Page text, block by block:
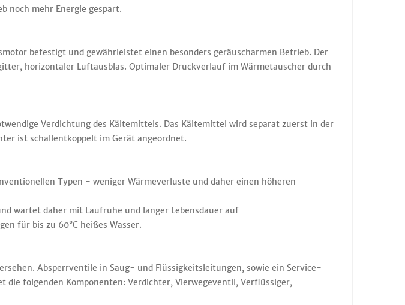
noch mehr Energie gespart.
befestigt und gewährleistet einen besonders geräuscharmen Betrieb. Der
horizontaler Luftausblas. Optimaler Druckverlauf im Wärmetauscher durch
Verdichtung des Kältemittels. Das Kältemittel wird separat zuerst in der
ist schallentkoppelt im Gerät angeordnet.
Typen - weniger Wärmeverluste und daher einen höheren
wartet daher mit Laufruhe und langer Lebensdauer auf
für bis zu 60°C heißes Wasser.
Absperrventile in Saug- und Flüssigkeitsleitungen, sowie ein Service-
folgenden Komponenten: Verdichter, Vierwegeventil, Verflüssiger,